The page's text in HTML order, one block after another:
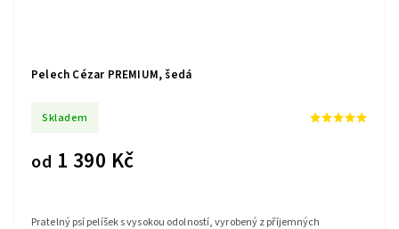
Pelech Cézar PREMIUM, šedá
Skladem
od 1 390 Kč
Pratelný psí pelíšek s vysokou odolností, vyrobený z příjemných